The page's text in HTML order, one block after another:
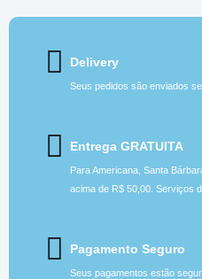
Delivery
Seus pedidos são enviados
Entrega GRATUITA
Para Americana, Santa
acima de R$ 50,00. Serviços
Pagamento Seguro
Seus pagamentos estão